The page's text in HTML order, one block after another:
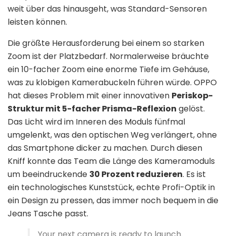
weit über das hinausgeht, was Standard-Sensoren
leisten können.
Die größte Herausforderung bei einem so starken
Zoom ist der Platzbedarf. Normalerweise bräuchte
ein 10-facher Zoom eine enorme Tiefe im Gehäuse,
was zu klobigen Kamerabuckeln führen würde. OPPO
hat dieses Problem mit einer innovativen Periskop-
Struktur mit 5-facher Prisma-Reflexion gelöst.
Das Licht wird im Inneren des Moduls fünfmal
umgelenkt, was den optischen Weg verlängert, ohne
das Smartphone dicker zu machen. Durch diesen
Kniff konnte das Team die Länge des Kameramoduls
um beeindruckende 30 Prozent reduzieren. Es ist
ein technologisches Kunststück, echte Profi-Optik in
ein Design zu pressen, das immer noch bequem in die
Jeans Tasche passt.